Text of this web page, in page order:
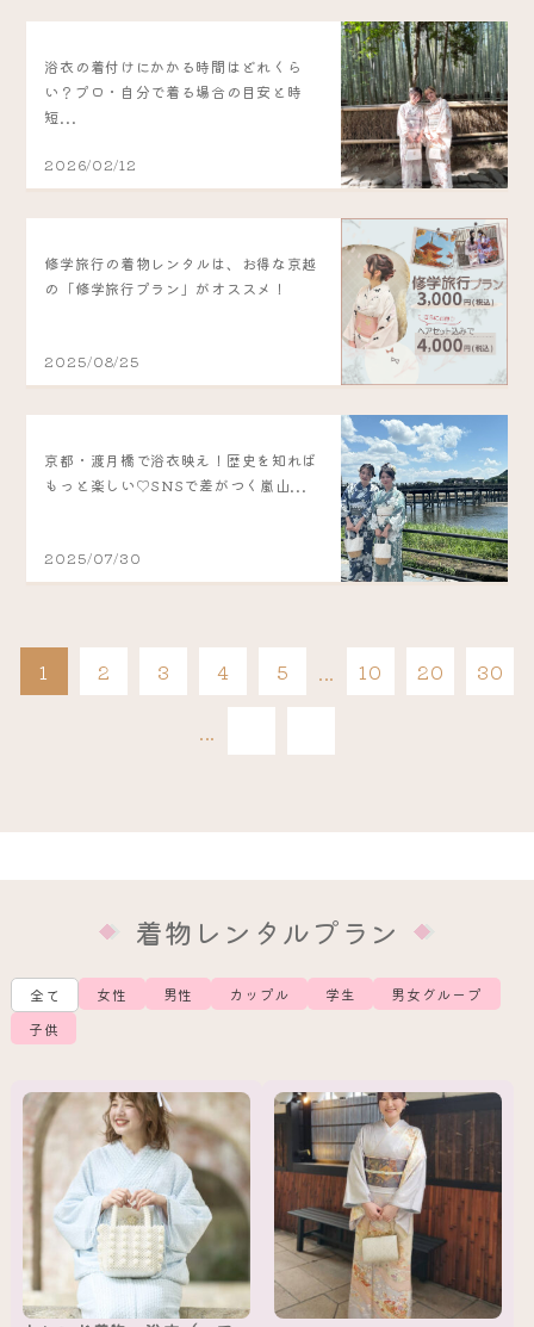
浴衣の着付けにかかる時間はどれくら
い？プロ・自分で着る場合の目安と時
短...
2026/02/12
修学旅行の着物レンタルは、お得な京越
の「修学旅行プラン」がオススメ！
2025/08/25
京都・渡月橋で浴衣映え！歴史を知れば
もっと楽しい♡SNSで差がつく嵐山...
2025/07/30
1 2 3 4 5 ... 10 20 30
...
最後
着物レンタルプラン
全て 女性 男性 カップル 学生
男女グループ
子供